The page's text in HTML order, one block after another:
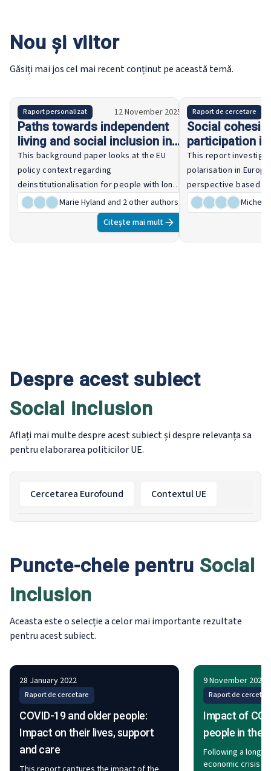
Nou și viitor
Găsiți mai jos cel mai recent conținut pe această temă.
Raport personalizat 12 November 2025
Paths towards independent
living and social inclusion in
Europe for people with a
disability - Background paper
Marie Hyland and 2 other authors
This background paper looks at the EU
policy context regarding
deinstitutionalisation for people with long-
term care needs, analyses trends and
outlines strategies supporting
Citește mai mult
Raport de cercetare
Social
participation
Michele
This report
polarisation in
perspective based
Social Survey. It
variations in
have changed over
Despre acest subiect
Social inclusion
Aflați mai multe despre acest subiect și despre relevanța sa
pentru elaborarea politicilor UE.
Cercetarea Eurofound Contextul UE
Puncte-cheie pentru Social
inclusion
Aceasta este o selecție a celor mai importante rezultate
pentru acest subiect.
28 January 2022
Raport de cercetare
COVID-19 and older people:
Impact on their lives, support
and care
9 November 2021
Raport de
Impact of
people in the
Following a long
economic crisis